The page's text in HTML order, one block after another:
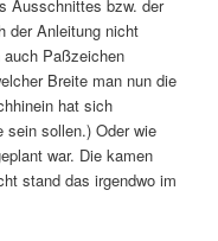
Ausschnittes bzw. der
der Anleitung nicht
Paßzeichen
Breite man nun die
hat sich
sein sollen.) Oder wie
war. Die kamen
stand das irgendwo im